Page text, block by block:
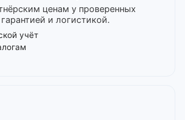
ценам у проверенных
и логистикой.
учёт